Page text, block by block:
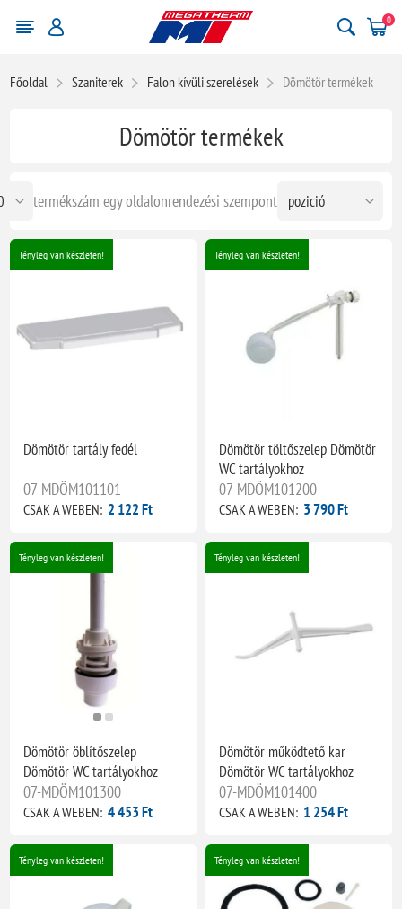
0
Főoldal Szaniterek Falon kívüli szerelések Dömötör termékek
Dömötör termékek
rendezési szempont
termékszám egy oldalon
Tényleg van készleten!
Dömötör tartály fedél
07-MDÖM101101
CSAK A WEBEN: 2 122 Ft
Tényleg van készleten!
Dömötör töltőszelep Dömötör
WC tartályokhoz
07-MDÖM101200
CSAK A WEBEN: 3 790 Ft
Tényleg van készleten!
Dömötör öblítőszelep
Dömötör WC tartályokhoz
07-MDÖM101300
CSAK A WEBEN: 4 453 Ft
Tényleg van készleten!
Dömötör működtető kar
Dömötör WC tartályokhoz
07-MDÖM101400
CSAK A WEBEN: 1 254 Ft
Tényleg van készleten! Tényleg van készleten!